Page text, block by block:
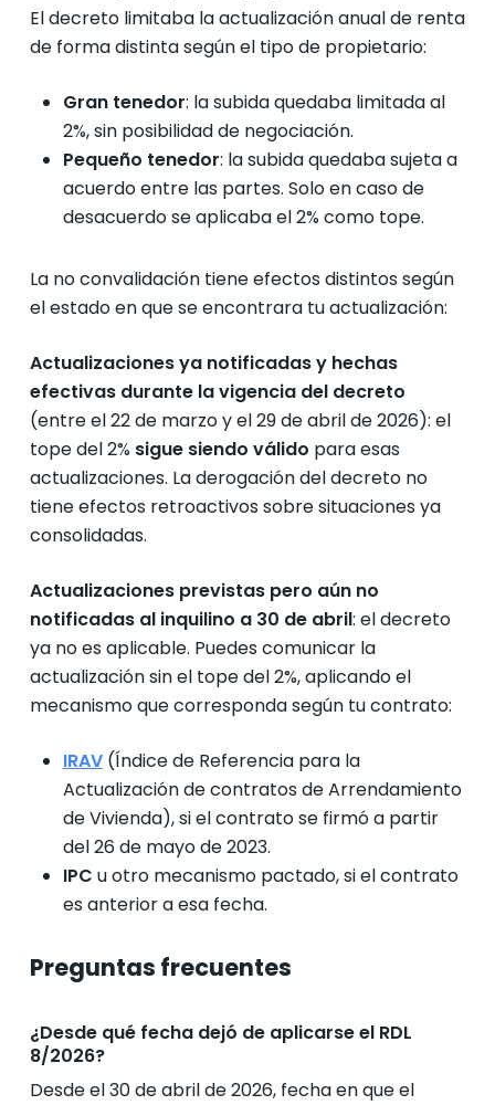
El decreto limitaba la actualización anual de renta
de forma distinta según el tipo de propietario:
Gran tenedor: la subida quedaba limitada al
2%, sin posibilidad de negociación.
Pequeño tenedor: la subida quedaba sujeta a
acuerdo entre las partes. Solo en caso de
desacuerdo se aplicaba el 2% como tope.
La no convalidación tiene efectos distintos según
el estado en que se encontrara tu actualización:
Actualizaciones ya notificadas y hechas
efectivas durante la vigencia del decreto
(entre el 22 de marzo y el 29 de abril de 2026): el
tope del 2% sigue siendo válido para esas
actualizaciones. La derogación del decreto no
tiene efectos retroactivos sobre situaciones ya
consolidadas.
Actualizaciones previstas pero aún no
notificadas al inquilino a 30 de abril: el decreto
ya no es aplicable. Puedes comunicar la
actualización sin el tope del 2%, aplicando el
mecanismo que corresponda según tu contrato:
IRAV(Índice de Referencia para la
Actualización de contratos de Arrendamiento
de Vivienda), si el contrato se firmó a partir
del 26 de mayo de 2023.
IPC u otro mecanismo pactado, si el contrato
es anterior a esa fecha.
Preguntas frecuentes
¿Desde qué fecha dejó de aplicarse el RDL
8/2026?
Desde el 30 de abril de 2026, fecha en que el